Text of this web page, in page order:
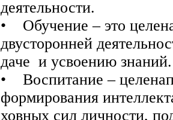
деятельности.
• Обучение – это
двусторонней
даче и усвоению знаний.
• Воспитание –
формирования
ховных сил личности,